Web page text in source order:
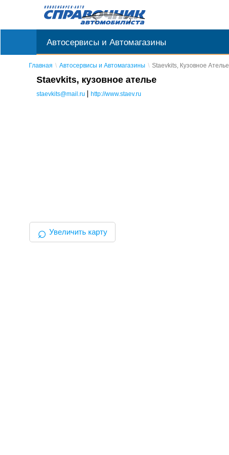
Автосервисы и Автомагазины
Главная Автосервисы и Автомагазины Staevkits, Кузовное Ателье
Staevkits, кузовное ателье
staevkits@mail.ru | http://www.staev.ru
⌕ Увеличить карту